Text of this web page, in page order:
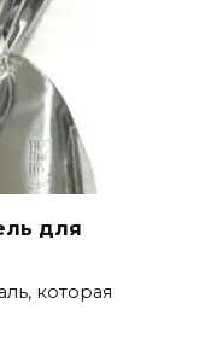
для
которая